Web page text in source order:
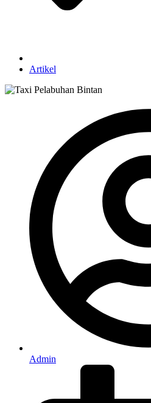
Artikel
Admin